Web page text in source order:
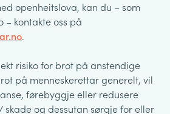
openheitslova, kan du – som
– kontakte oss på
.
risiko for brot på anstendige
på menneskerettar generelt, vil
førebyggje eller redusere
og dessutan sørgje for eller